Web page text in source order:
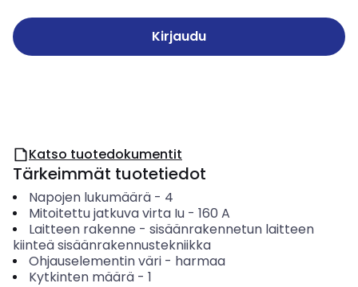
Kirjaudu
Katso tuotedokumentit
Tärkeimmät tuotetiedot
Napojen lukumäärä- 4
Mitoitettu jatkuva virta Iu- 160 A
Laitteen rakenne - sisäänrakennetun laitteen
kiinteä sisäänrakennustekniikka
Ohjauselementin väri- harmaa
Kytkinten määrä- 1